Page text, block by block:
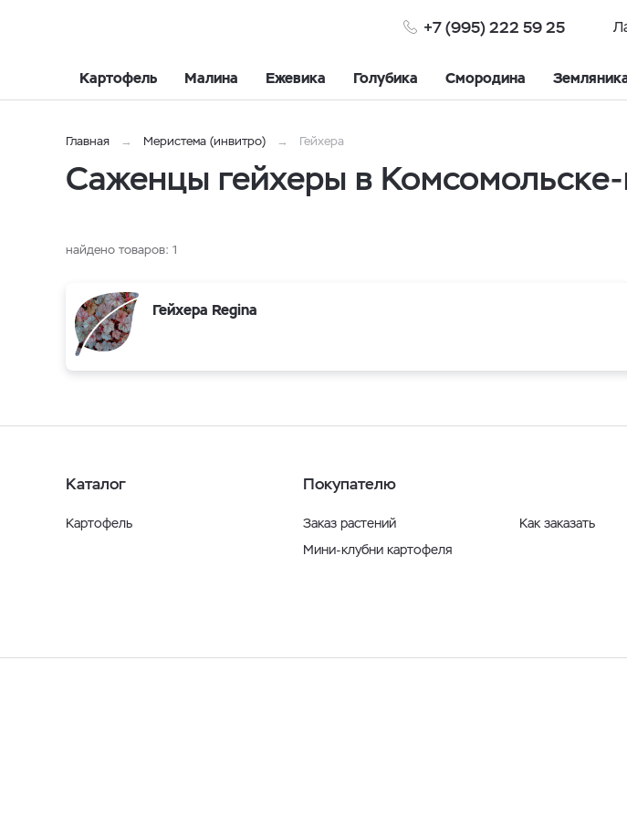
+7 (995) 222 59 25
Картофель Малина Ежевика Голубика Смородина
Главная Меристема (инвитро) Гейхера
Саженцы гейхеры в
найдено товаров: 1
Гейхера Regina
Каталог
Картофель
Покупателю
Заказ растений
Мини-клубни картофеля
Как заказать